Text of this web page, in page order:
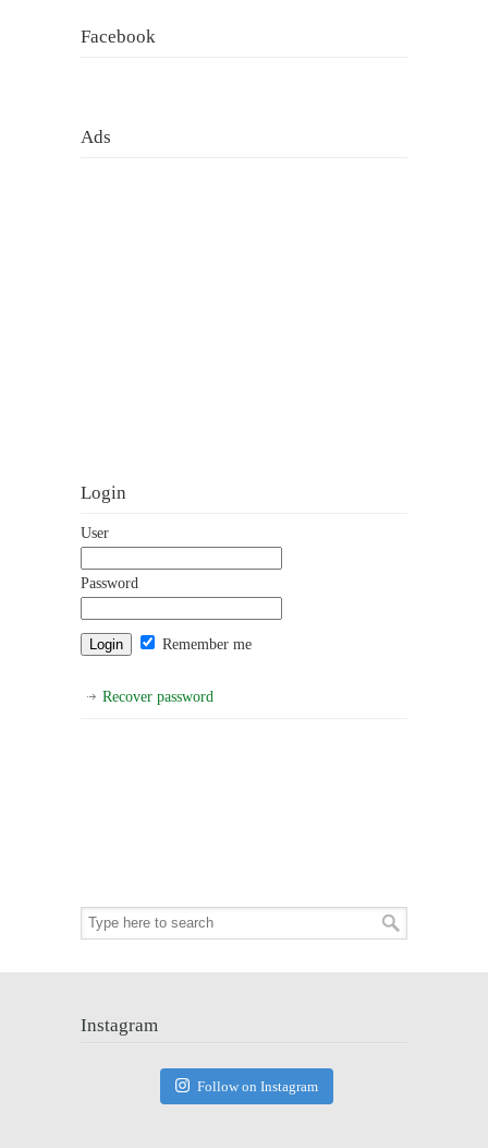
Facebook
Ads
Login
User
Password
Remember me
Recover password
Instagram
Follow on Instagram